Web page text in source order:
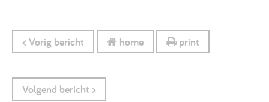
< Vorig bericht home print
Volgend bericht >